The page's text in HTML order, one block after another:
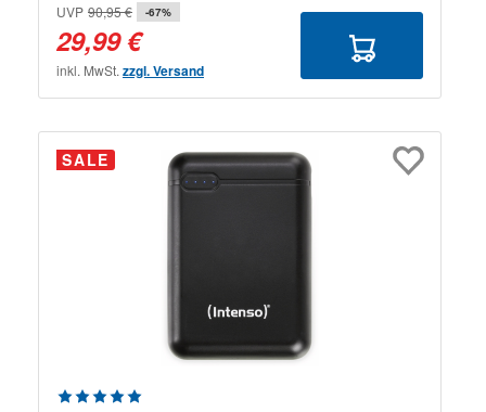
UVP 90,95 € -67%
29,99 €
inkl. MwSt. zzgl. Versand
SALE
Durchschnittliche Bewertung von 5 von 5 Sternen